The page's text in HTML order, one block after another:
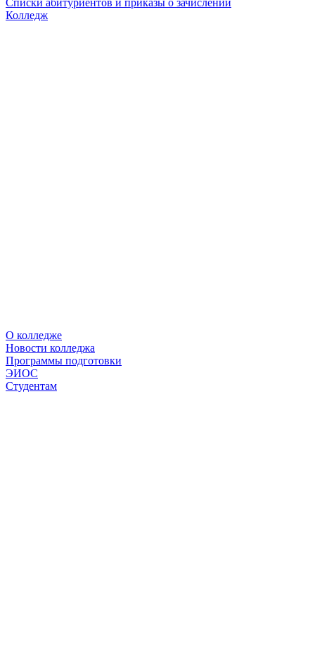
Списки абитуриентов и приказы о зачислении
Колледж
О колледже
Новости колледжа
Программы подготовки
ЭИОС
Студентам